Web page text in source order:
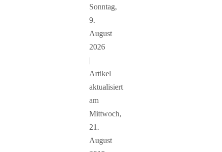
Sonntag,
9.
August
2026
|
Artikel
aktualisiert
am
Mittwoch,
21.
August